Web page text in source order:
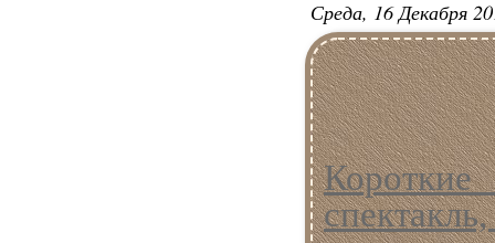
г.)
Среда, 16 Декабря